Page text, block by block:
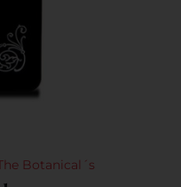
Botanical´s